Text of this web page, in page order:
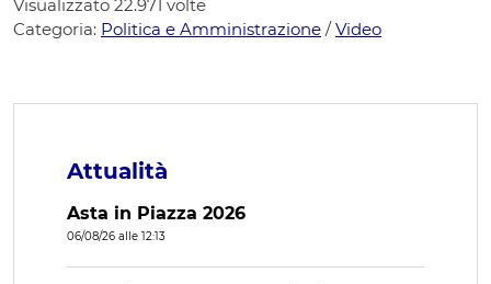
Visualizzato 22.971 volte
Categoria: Politica e Amministrazione /Video
Attualità
Asta in Piazza 2026
06/08/26 alle 12:13